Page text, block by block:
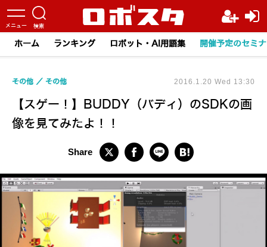
ホーム ランキング ロボット・AI用語集 開催予定のセミ
【スゲー！】BUDDY（バディ）のSDKの画
像を見てみたよ！！
その他 その他 2016.1.20 Wed 13:30